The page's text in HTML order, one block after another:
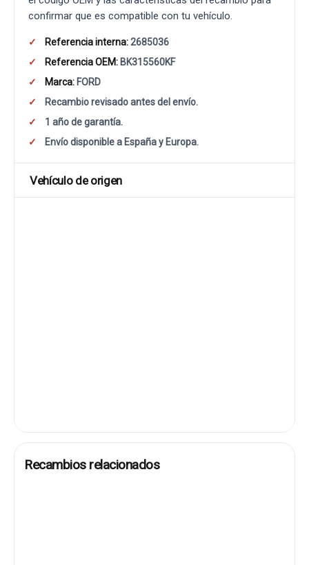
confirmar que es compatible con tu vehículo.
Referencia interna:2685036
Referencia OEM: BK315560KF
Marca: FORD
Recambio revisado antes del envío.
1 año de garantía.
Envío disponible a España y Europa.
Vehículo de origen
Recambios relacionados